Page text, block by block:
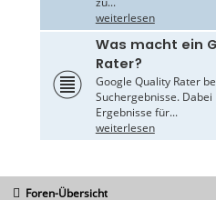
weiterlesen
Was macht ein
Rater?
Google Quality Rater
Suchergebnisse.
Ergebnisse für...
weiterlesen
Foren-Übersicht